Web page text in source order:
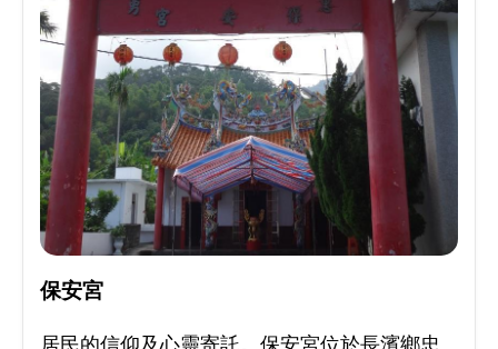
保安宮
居民的信仰及心靈寄託。保安宮位於長濱鄉忠